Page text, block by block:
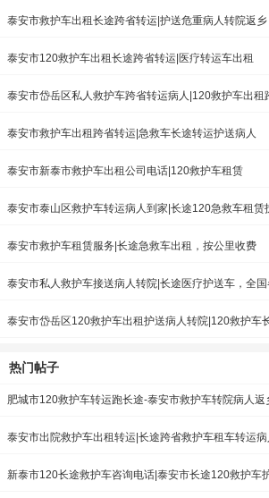
泰安市救护车出租长途跨省转运|护送危重病人转院返乡
泰安市120救护车出租长途跨省转运|医疗转运车出租
泰安市岱岳区私人救护车跨省转运病人|120救护车出租
泰安市救护车出租跨省转运|急救车长途转运护送病人
泰安市新泰市救护车出租公司电话|120救护车租赁
泰安市泰山区救护车转运病人到家|长途120急救车租赁
泰安市救护车租赁服务|长途急救车出租，按公里收费
泰安市私人救护车接送病人转院|长途医疗护送车，全
泰安市岱岳区120救护车出租护送病人转院|120救护车
热门帖子
肥城市120救护车转运跑长途-泰安市救护车转院病人返
泰安市出院救护车出租转运|长途跨省救护车租车转运病
新泰市120长途救护车咨询电话|泰安市长途120救护车